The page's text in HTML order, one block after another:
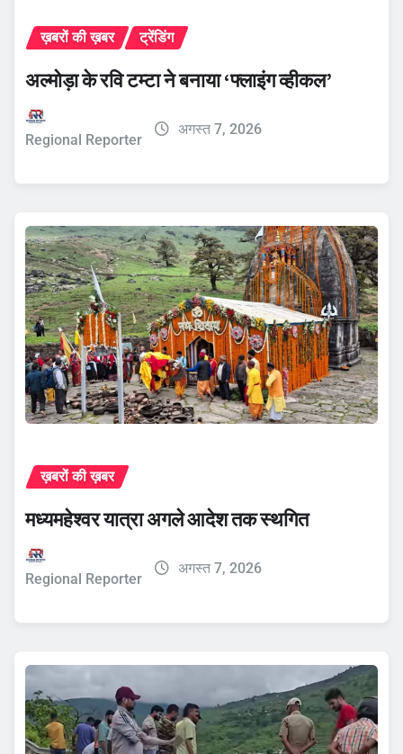
ख़बरों की ख़बर ट्रेंडिंग
अल्मोड़ा के रवि टम्टा ने बनाया ‘फ्लाइंग व्हीकल’
Regional Reporter
अगस्त 7, 2026
ख़बरों की ख़बर
मध्यमहेश्वर यात्रा अगले आदेश तक स्थगित
Regional Reporter
अगस्त 7, 2026